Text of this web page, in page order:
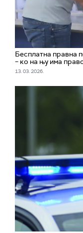
Бесплатна правна
– ко на њу има
13. 03. 2026.